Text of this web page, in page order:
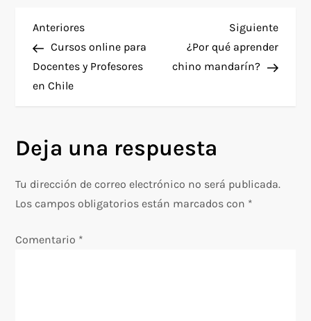
N
a
v
g
a
Entrada
anterior
Anteriores
Cursos online para
Docentes y Profesores
en Chile
Siguiente
¿Por qué aprender
chino mandarín?
Deja una respuesta
Tu dirección de correo electrónico no será publicada.
Los campos obligatorios están marcados con *
Comentario *